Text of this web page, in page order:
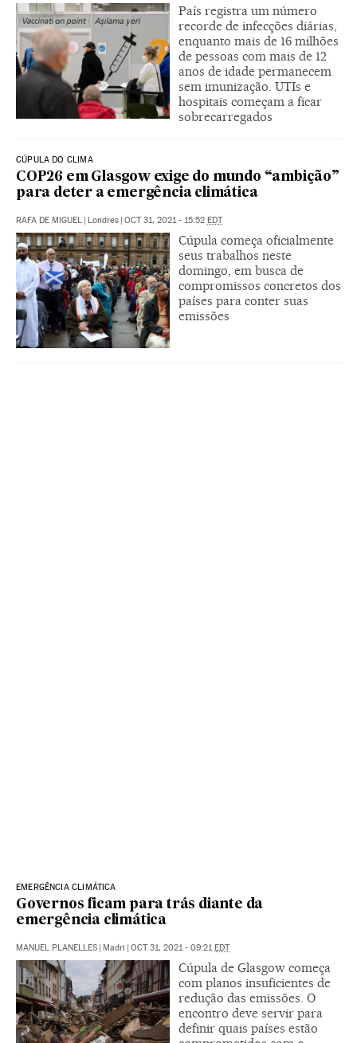
País registra um número
recorde de infecções diárias,
enquanto mais de 16 milhões
de pessoas com mais de 12
anos de idade permanecem
sem imunização. UTIs e
hospitais começam a ficar
sobrecarregados
CÚPULA DO CLIMA
COP26 em Glasgow exige do mundo “ambição”
para deter a emergência climática
RAFA DE MIGUEL | Londres | OCT 31, 2021 - 15:52 EDT
Cúpula começa oficialmente
seus trabalhos neste
domingo, em busca de
compromissos concretos dos
países para conter suas
emissões
EMERGÊNCIA CLIMÁTICA
Governos ficam para trás diante da
emergência climática
MANUEL PLANELLES | Madri | OCT 31, 2021 - 09:21EDT
Cúpula de Glasgow começa
com planos insuficientes de
redução das emissões. O
encontro deve servir para
definir quais países estão